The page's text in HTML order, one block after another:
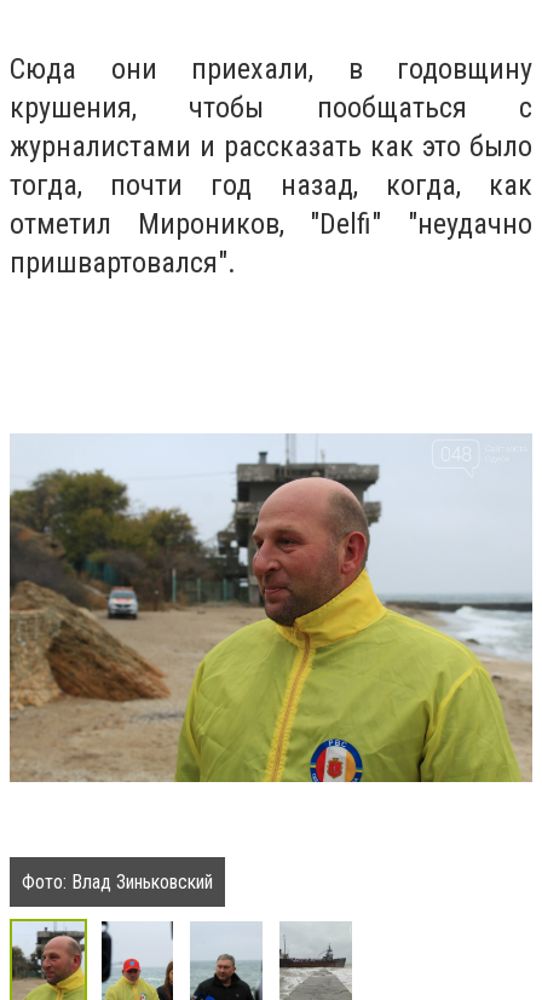
Сюда они приехали, в годовщину
крушения, чтобы пообщаться с
журналистами и рассказать как это было
тогда, почти год назад, когда, как
отметил Мироников, "Delfi" "неудачно
пришвартовался".
Фото: Влад Зиньковский